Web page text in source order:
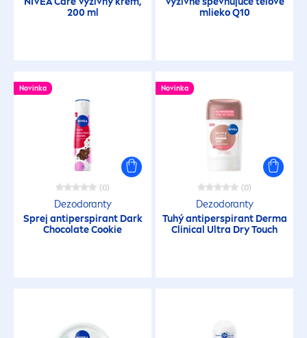
200 ml
mlieko Q10
Novinka
(0)
Dezodoranty
Sprej antiperspirant Dark
Chocolate Cookie
Novinka
(0)
Dezodoranty
Tuhý antiperspirant Derma
Clinical Ultra Dry Touch